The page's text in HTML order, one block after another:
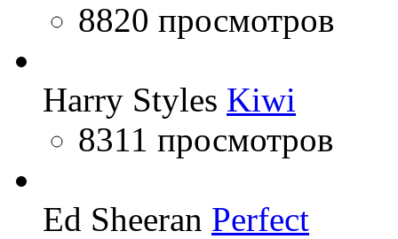
8820 просмотров
Harry Styles Kiwi
8311 просмотров
Ed Sheeran Perfect